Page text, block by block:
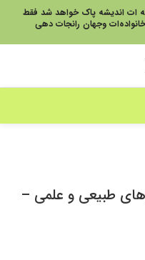
ات اندیشه پاک خواهد شد فقط
وجهان رانجات دهی
طبیعی و علمی –